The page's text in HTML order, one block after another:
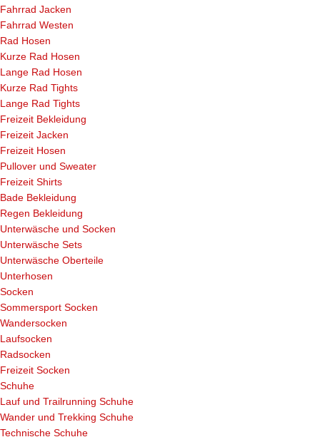
Fahrrad Jacken
Fahrrad Westen
Rad Hosen
Kurze Rad Hosen
Lange Rad Hosen
Kurze Rad Tights
Lange Rad Tights
Freizeit Bekleidung
Freizeit Jacken
Freizeit Hosen
Pullover und Sweater
Freizeit Shirts
Bade Bekleidung
Regen Bekleidung
Unterwäsche und Socken
Unterwäsche Sets
Unterwäsche Oberteile
Unterhosen
Socken
Sommersport Socken
Wandersocken
Laufsocken
Radsocken
Freizeit Socken
Schuhe
Lauf und Trailrunning Schuhe
Wander und Trekking Schuhe
Technische Schuhe